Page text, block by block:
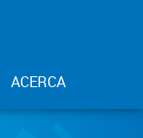
ACERCA